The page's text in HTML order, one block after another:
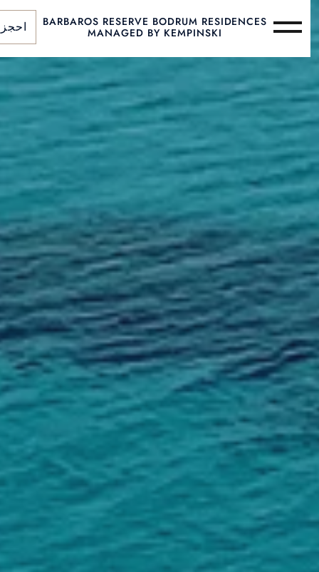
BARBAROS RESERVE BODRUM RESIDENCES
MANAGED BY KEMPINSKI
احجز